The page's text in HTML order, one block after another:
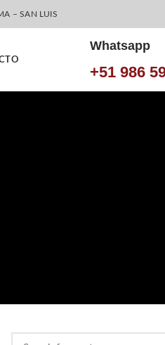
– SAN LUIS
Whatsapp
+51 986